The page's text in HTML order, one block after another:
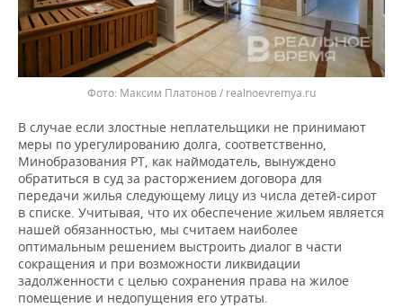
Максим Платонов / realnoevremya.ru
В случае если злостные неплательщики не принимают
меры по урегулированию долга, соответственно,
Минобразования РТ, как наймодатель, вынуждено
обратиться в суд за расторжением договора для
передачи жилья следующему лицу из числа детей-сирот
в списке. Учитывая, что их обеспечение жильем является
нашей обязанностью, мы считаем наиболее
оптимальным решением выстроить диалог в части
сокращения и при возможности ликвидации
задолженности с целью сохранения права на жилое
помещение и недопущения его утраты.